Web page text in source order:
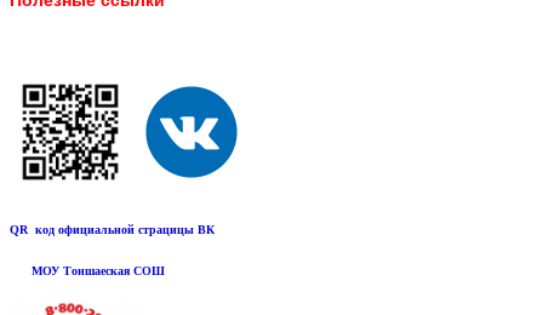
QR код официальной страцицы ВК
МОУ Тоншаеская СОШ